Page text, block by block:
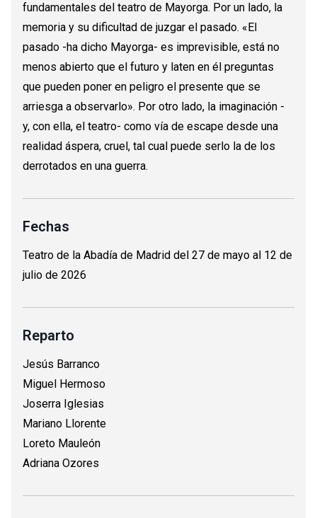
fundamentales del teatro de Mayorga. Por un lado, la
memoria y su dificultad de juzgar el pasado. «El
pasado -ha dicho Mayorga- es imprevisible, está no
menos abierto que el futuro y laten en él preguntas
que pueden poner en peligro el presente que se
arriesga a observarlo». Por otro lado, la imaginación -
y, con ella, el teatro- como vía de escape desde una
realidad áspera, cruel, tal cual puede serlo la de los
derrotados en una guerra.
Fechas
Teatro de la Abadía de Madrid del 27 de mayo al 12 de
julio de 2026
Reparto
Jesús Barranco
Miguel Hermoso
Joserra Iglesias
Mariano Llorente
Loreto Mauleón
Adriana Ozores